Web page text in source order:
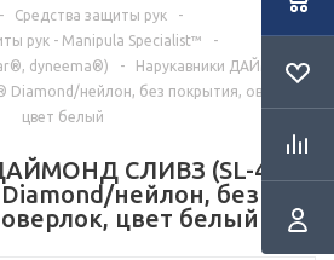
- Средства защиты рук
-
рук - Manipula Specialist™
-
dyneema®)
-
Нарукавники ДАЙМОНД
Diamond/нейлон, без покрытия, оверлок,
цвет белый
СЛИВЗ (SL-406),
нейлон, без
цвет белый